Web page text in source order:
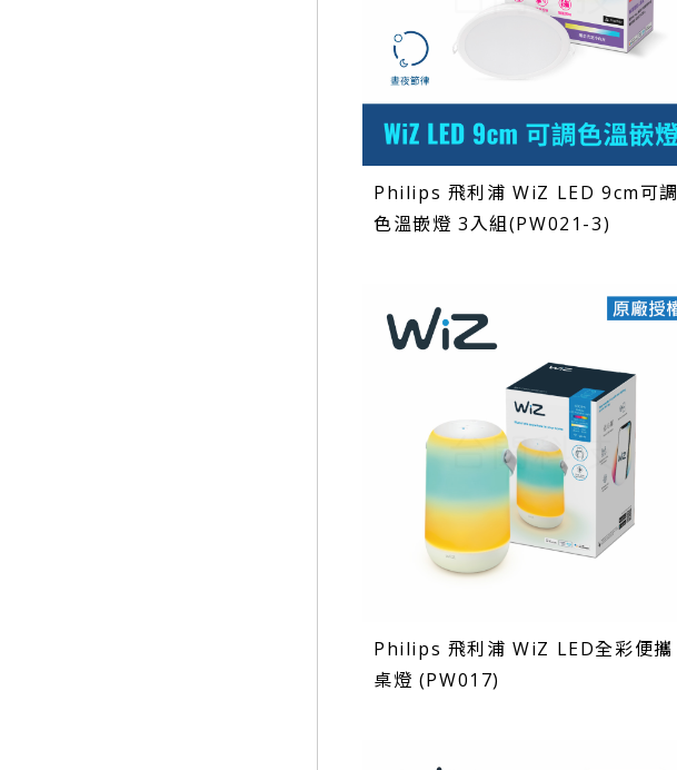
Philips 飛利浦 WiZ LED 9cm可調
色溫嵌燈 3入組(PW021-3)
Philips 飛利浦 WiZ LED全彩便攜
桌燈 (PW017)